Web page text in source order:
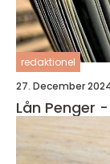
redaktionel
27. December
Lån Penger